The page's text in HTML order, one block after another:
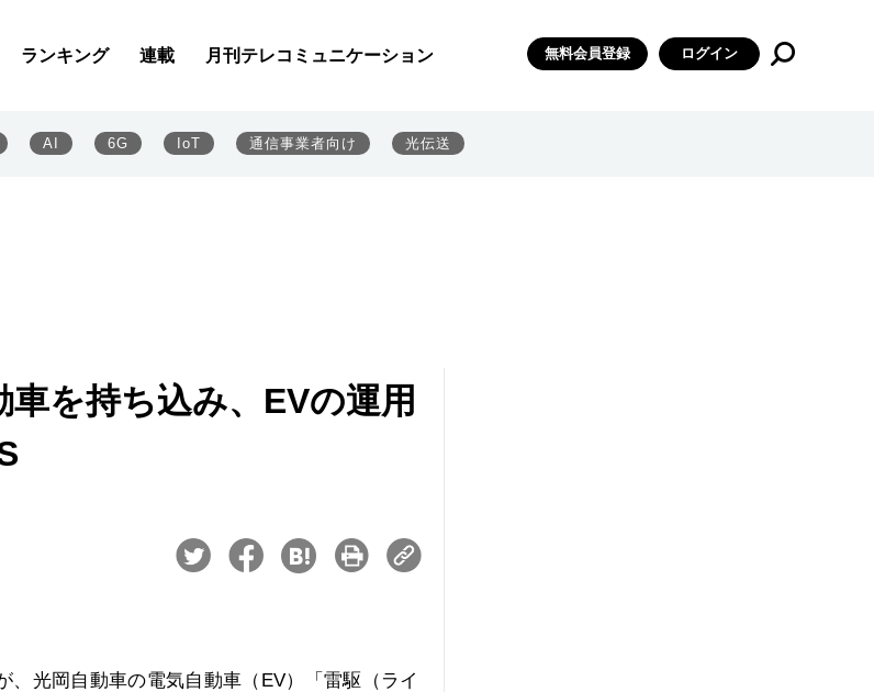
ランキング 連載 月刊テレコミュニケーション 無料会員登録 ログイン
AI 6G IoT 通信事業者向け 光伝送
車を持ち込み、EVの運用
光岡自動車の電気自動車（EV）「雷駆（ライ